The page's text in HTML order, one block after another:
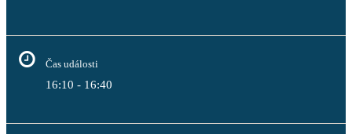
Čas události
16:10 - 16:40